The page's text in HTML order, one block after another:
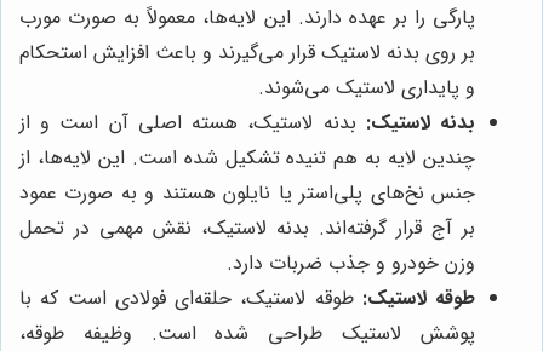
پارگی را بر عهده دارند. این لایه‌ها، معمولاً به صورت مورب
بر روی بدنه لاستیک قرار می‌گیرند و باعث افزایش استحکام
و پایداری لاستیک می‌شوند.
بدنه لاستیک: بدنه لاستیک، هسته اصلی آن است و از
چندین لایه به هم تنیده تشکیل شده است. این لایه‌ها، از
جنس نخ‌های پلی‌استر یا نایلون هستند و به صورت عمود
بر آج قرار گرفته‌اند. بدنه لاستیک، نقش مهمی در تحمل
وزن خودرو و جذب ضربات دارد.
طوقه لاستیک: طوقه لاستیک، حلقه‌ای فولادی است که با
پوشش لاستیک طراحی شده است. وظیفه طوقه،